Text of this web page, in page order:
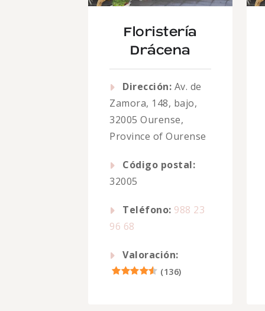
Floristería
Drácena
Dirección: Av. de
Zamora, 148, bajo,
32005 Ourense,
Province of Ourense
Código postal:
32005
Teléfono: 988 23
96 68
Valoración:
(136)